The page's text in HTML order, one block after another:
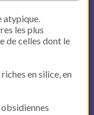
atypique.
les plus
de celles dont le
en silice, en